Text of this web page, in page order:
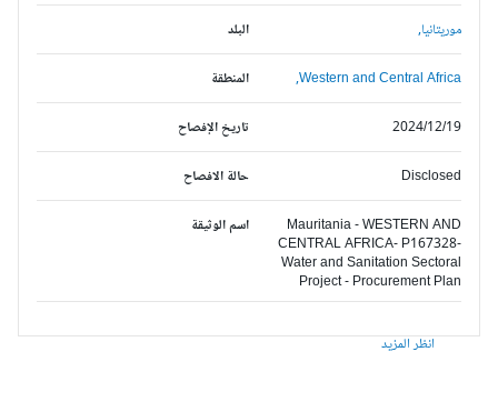
البلد موريتانيا,
المنطقة Western and Central Africa,
تاريخ الإفصاح 2024/12/19
حالة الافصاح Disclosed
اسم الوثيقة
Mauritania - WESTERN AND
CENTRAL AFRICA- P167328-
Water and Sanitation Sectoral
Project - Procurement Plan
انظر المزيد